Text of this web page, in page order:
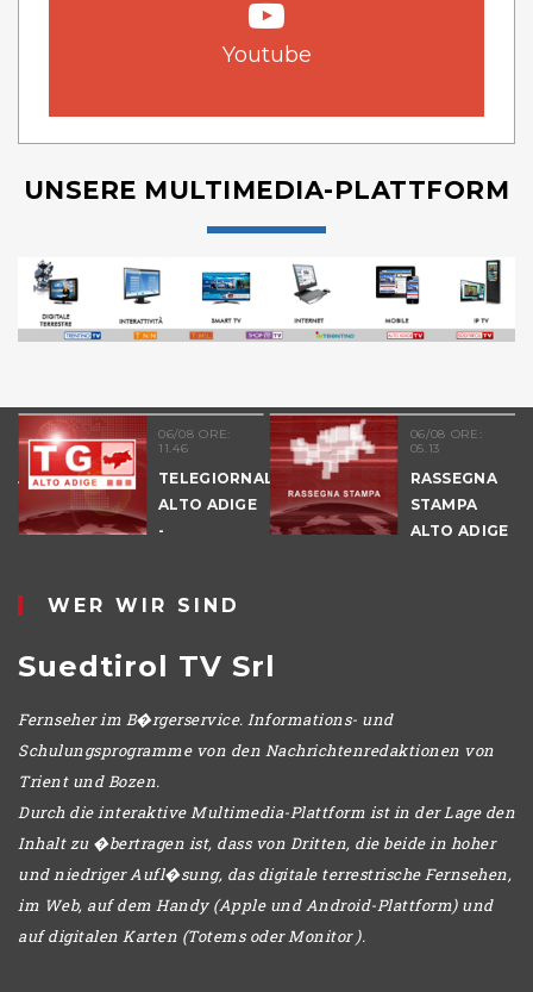
Youtube
UNSERE MULTIMEDIA-PLATTFORM
06/08 ORE:
11.46
TELEGIORNALE
ALTO ADIGE
-
06/08 ORE:
05.13
RASSEGNA
STAMPA
ALTO ADIGE
WER WIR SIND
Suedtirol TV Srl
Fernseher im B�rgerservice. Informations- und
Schulungsprogramme von den Nachrichtenredaktionen von
Trient und Bozen.
Durch die interaktive Multimedia-Plattform ist in der Lage den
Inhalt zu �bertragen ist, dass von Dritten, die beide in hoher
und niedriger Aufl�sung, das digitale terrestrische Fernsehen,
im Web, auf dem Handy (Apple und Android-Plattform) und
auf digitalen Karten (Totems oder Monitor ).